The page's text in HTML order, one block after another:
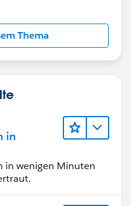
Thema
in
in wenigen Minuten